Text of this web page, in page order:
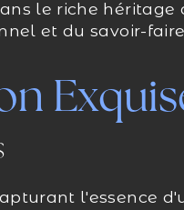
le riche héritage
et du savoir-
l'essence